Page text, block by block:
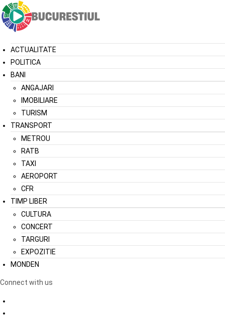
ACTUALITATE
POLITICA
BANI
ANGAJARI
IMOBILIARE
TURISM
TRANSPORT
METROU
RATB
TAXI
AEROPORT
CFR
TIMP LIBER
CULTURA
CONCERT
TARGURI
EXPOZITIE
MONDEN
Connect with us